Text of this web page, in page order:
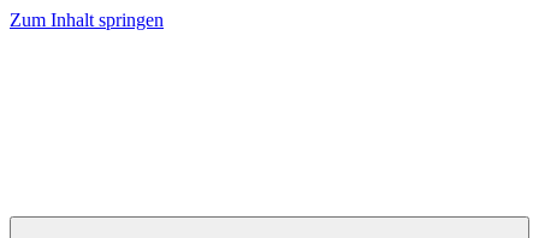
Zum Inhalt springen